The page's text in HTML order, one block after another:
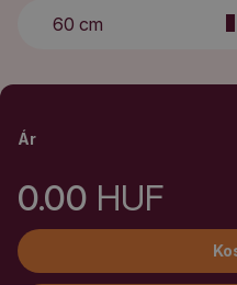
60 cm
Ár
0.00 HUF